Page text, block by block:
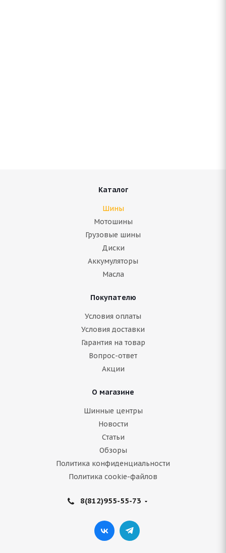
CONTINENTAL ContiIceContact 2 SUV 245/70 R17
В наличии (менее 4 шт.)
Подробнее
Cooper Discoverer M+S 245/70 R17 110S
Каталог
Шины
Мотошины
Грузовые шины
Диски
Аккумуляторы
Масла
Покупателю
Условия оплаты
Условия доставки
Гарантия на товар
Вопрос-ответ
Акции
О магазине
Шинные центры
Новости
Статьи
Обзоры
Политика конфиденциальности
Политика cookie-файлов
8(812)955-55-73